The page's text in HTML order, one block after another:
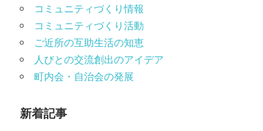
コミュニティづくり情報
コミュニティづくり活動
ご近所の互助生活の知恵
人びとの交流創出のアイデア
町内会・自治会の発展
新着記事